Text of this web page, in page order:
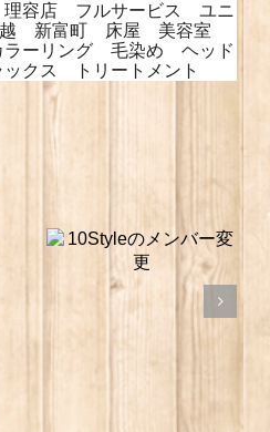
容店 フルサービス ユニ
越 新富町 床屋 美容室
ーリング 毛染め ヘッド
クス トリートメント